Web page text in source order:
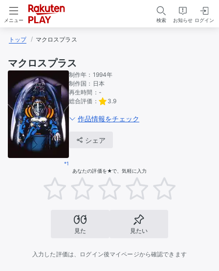
メニュー 検索 お知らせ ログイン
トップ マクロスプラス
マクロスプラス
*1
制作年： 1994年
制作国： 日本
再生時間： -
総合評価：
3.9
作品情報をチェック
シェア
あなたの評価を★で、気軽に入力
見た 見たい
入力した評価は、ログイン後マイページから確認できます